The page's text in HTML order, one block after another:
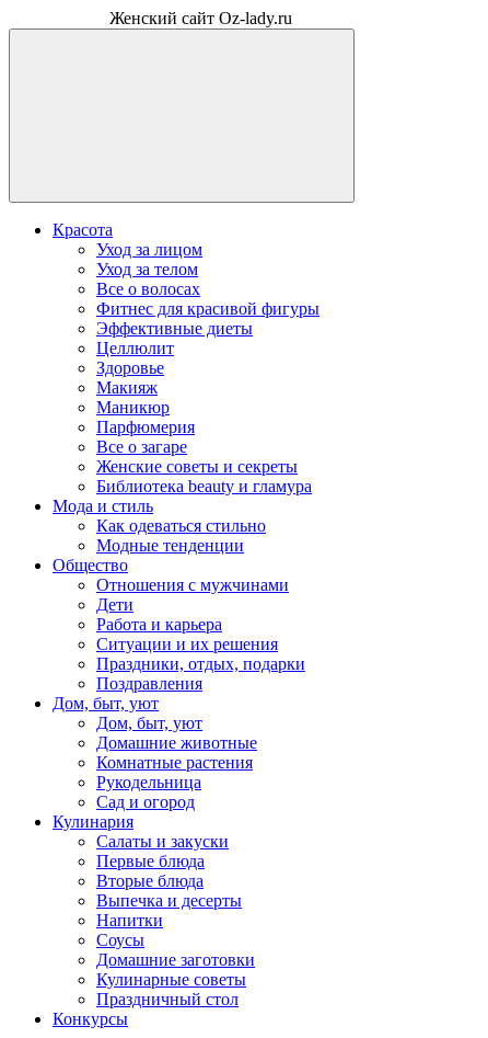
Женский сайт Oz-lady.ru
Красота
Уход за лицом
Уход за телом
Все о волосах
Фитнес для красивой фигуры
Эффективные диеты
Целлюлит
Здоровье
Макияж
Маникюр
Парфюмерия
Все о загаре
Женские советы и секреты
Библиотека beauty и гламура
Мода и стиль
Как одеваться стильно
Модные тенденции
Общество
Отношения с мужчинами
Дети
Работа и карьера
Ситуации и их решения
Праздники, отдых, подарки
Поздравления
Дом, быт, уют
Дом, быт, уют
Домашние животные
Комнатные растения
Рукодельница
Сад и огород
Кулинария
Салаты и закуски
Первые блюда
Вторые блюда
Выпечка и десерты
Напитки
Соусы
Домашние заготовки
Кулинарные советы
Праздничный стол
Конкурсы